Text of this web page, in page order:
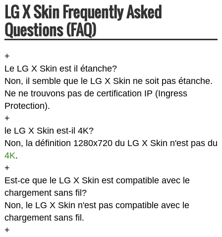
LG X Skin Frequently Asked
Questions (FAQ)
+
Le LG X Skin est il étanche?
Non, il semble que le LG X Skin ne soit pas étanche.
Ne ne trouvons pas de certification IP (Ingress
Protection).
+
le LG X Skin est-il 4K?
Non, la définition 1280x720 du LG X Skin n'est pas du
4K.
+
Est-ce que le LG X Skin est compatible avec le
chargement sans fil?
Non, le LG X Skin n'est pas compatible avec le
chargement sans fil.
+